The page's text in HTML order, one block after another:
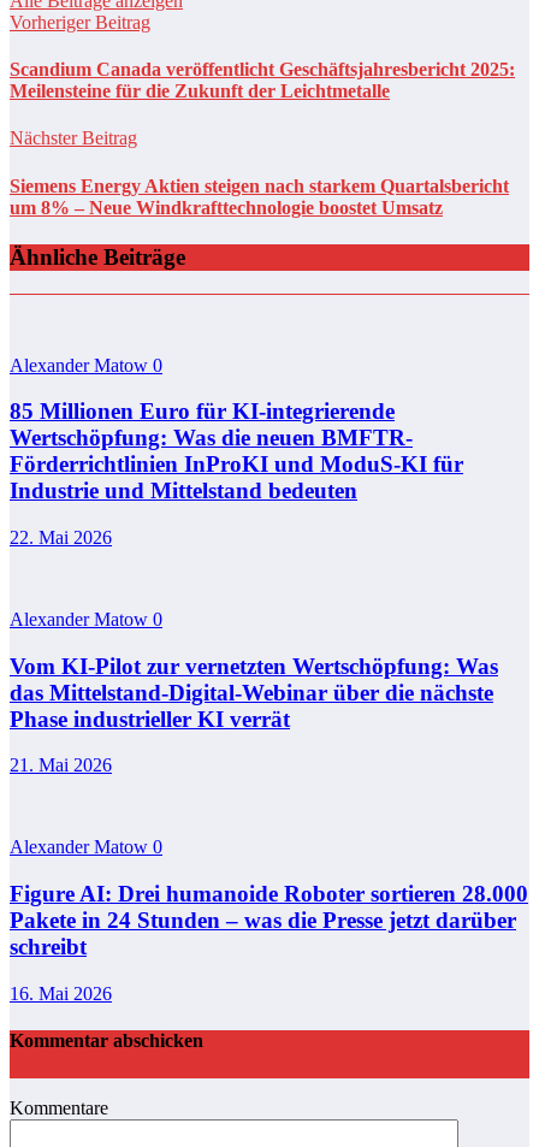
Vorheriger Beitrag
Scandium Canada veröffentlicht Geschäftsjahresbericht 2025:
Meilensteine für die Zukunft der Leichtmetalle
Nächster Beitrag
Siemens Energy Aktien steigen nach starkem Quartalsbericht
um 8% – Neue Windkrafttechnologie boostet Umsatz
Ähnliche Beiträge
Alexander Matow 0
85 Millionen Euro für KI-integrierende
Wertschöpfung: Was die neuen BMFTR-
Förderrichtlinien InProKI und ModuS‑KI für
Industrie und Mittelstand bedeuten
22. Mai 2026
Alexander Matow 0
Vom KI-Pilot zur vernetzten Wertschöpfung: Was
das Mittelstand-Digital-Webinar über die nächste
Phase industrieller KI verrät
21. Mai 2026
Alexander Matow 0
Figure AI: Drei humanoide Roboter sortieren 28.000
Pakete in 24 Stunden – was die Presse jetzt darüber
schreibt
16. Mai 2026
Kommentar abschicken
Kommentare